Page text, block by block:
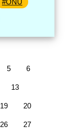
5 6
13
19 20
26 27